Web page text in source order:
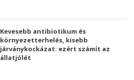
Kevesebb antibiotikum és
környezetterhelés, kisebb
járványkockázat: ezért számít az
állatjólét